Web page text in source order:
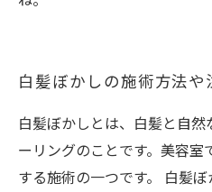
白髪ぼかしの施術方法や
白髪ぼかしとは、白髪と自
ーリングのことです。美容
する施術の一つです。 白髪